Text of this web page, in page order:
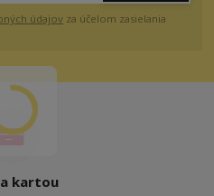
údajov za účelom zasielania
kartou